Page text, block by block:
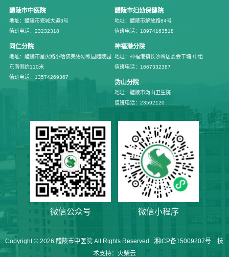
醴陵市中医院
地址：醴陵市瓷城大道3号
值班电话：23232318
醴陵市妇幼保健院
地址：醴陵市解放路84号
值班电话：18974163518
同仁分院
地址：醴陵市星火路小哈佛美语幼稚园醴陵园
东南侧约110米
值班电话：13574269367
神福港分院
地址：神福港镇长沙岭居委会干塘·中组
值班电话：1667332387
沩山分院
地址：醴陵市沩山卫生院
值班电话：23592120
微信公众号 微信小程序
Copyright © 2026醴陵市中医院 All Rights Reserved.湘ICP备15009207号 技
术支持： 火柴云